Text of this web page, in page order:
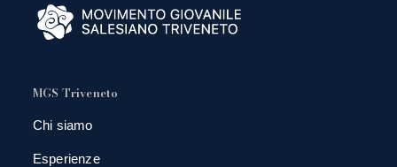
MGS Triveneto
Chi siamo
Esperienze